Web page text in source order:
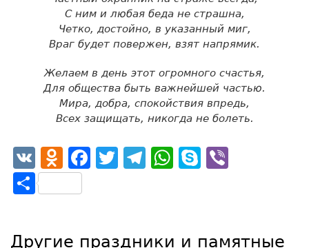
С ним и любая беда не страшна,
Четко, достойно, в указанный миг,
Враг будет повержен, взят напрямик.
Желаем в день этот огромного счастья,
Для общества быть важнейшей частью.
Мира, добра, спокойствия впредь,
Всех защищать, никогда не болеть.
VK Odnoklassniki
Facebook
Twitter
Telegram
WhatsApp
Skype
Отправить
Другие праздники и памятные